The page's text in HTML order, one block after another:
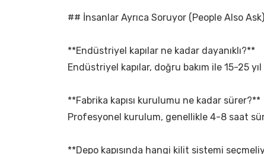
## İnsanlar Ayrıca Soruyor (People Also Ask)
**Endüstriyel kapılar ne kadar dayanıklı?**
Endüstriyel kapılar, doğru bakım ile 15-25
**Fabrika kapısı kurulumu ne kadar sürer?**
Profesyonel kurulum, genellikle 4-8 saat
**Depo kapısında hangi kilit sistemi